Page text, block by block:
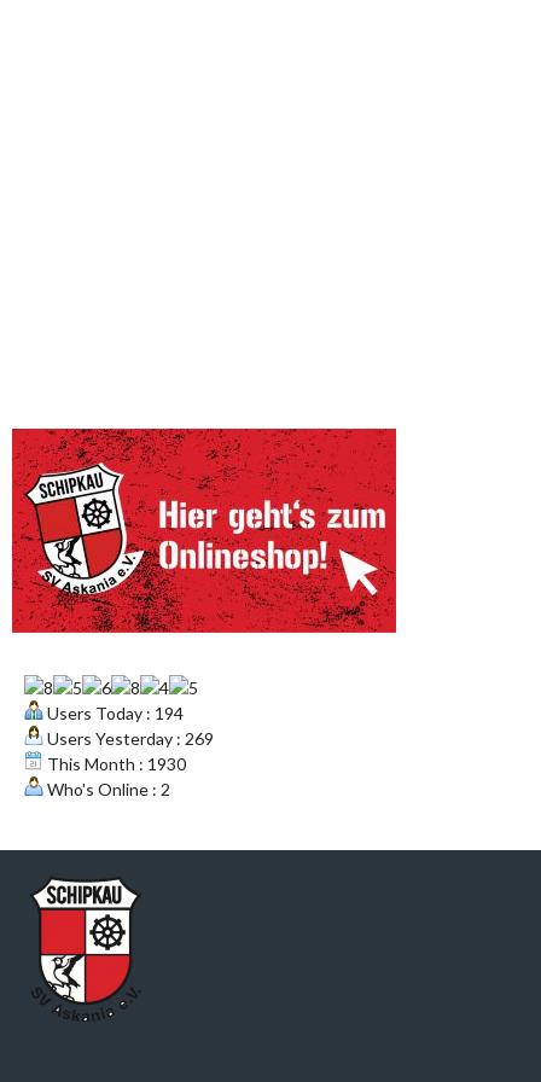
Users Today : 194
Users Yesterday : 269
This Month : 1930
Who's Online : 2